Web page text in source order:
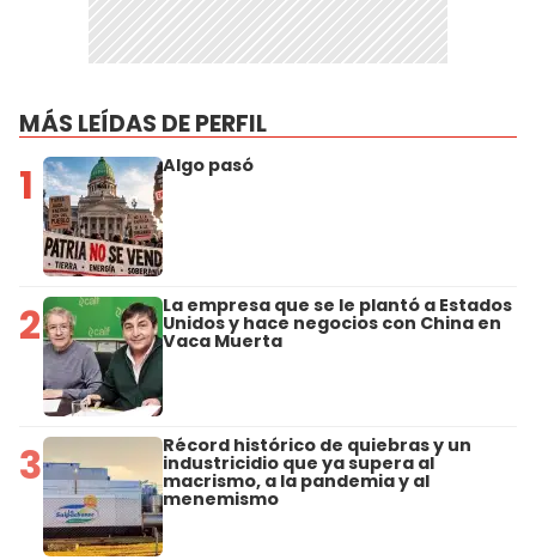
MÁS LEÍDAS DE PERFIL
1 Algo pasó
2 La empresa que se le plantó a Estados
Unidos y hace negocios con China en
Vaca Muerta
3 Récord histórico de quiebras y un
industricidio que ya supera al
macrismo, a la pandemia y al
menemismo